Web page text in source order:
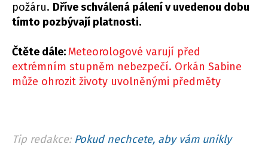
požáru. Dříve schválená pálení v uvedenou dobu
tímto pozbývají platnosti.
Čtěte dále:Meteorologové varují před
extrémním stupněm nebezpečí. Orkán Sabine
může ohrozit životy uvolněnými předměty
Tip redakce: Pokud nechcete, aby vám unikly